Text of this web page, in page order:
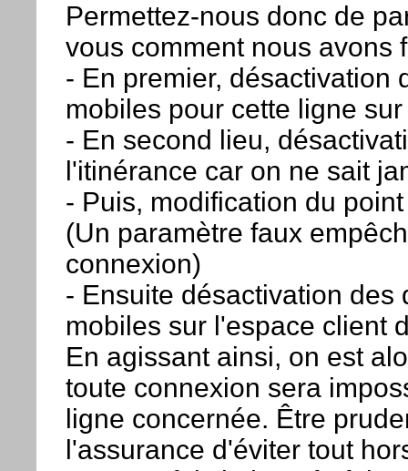
Permettez-nous donc de
vous comment nous avons
- En premier, désactivation
mobiles pour cette ligne
- En second lieu,
l'itinérance car on ne sait
- Puis, modification du
(Un paramètre faux
connexion)
- Ensuite désactivation des
mobiles sur l'espace client
En agissant ainsi, on est
toute connexion sera
ligne concernée. Être
l'assurance d'éviter tout